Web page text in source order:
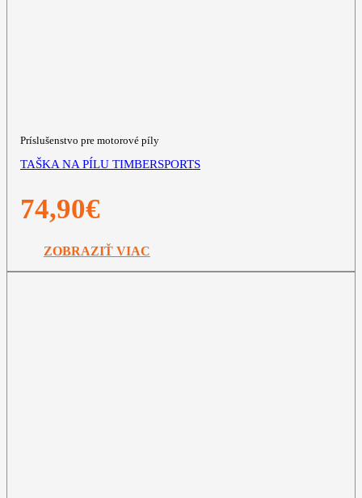
Príslušenstvo pre motorové píly
TAŠKA NA PÍLU TIMBERSPORTS
74,90€
ZOBRAZIŤ VIAC